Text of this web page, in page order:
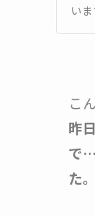
いま
こ
昨
で
た。